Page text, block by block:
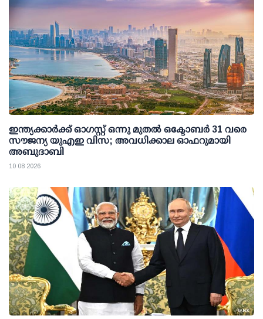
ഇന്ത്യക്കാര്‍ക്ക് ഓഗസ്റ്റ് ഒന്നു മുതല്‍ ഒക്ടോബര്‍ 31 വരെ
സൗജന്യ യുഎഇ വിസ; അവധിക്കാല ഓഫറുമായി
അബുദാബി
10 08 2026